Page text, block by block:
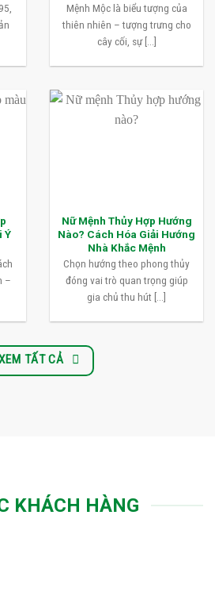
Mệnh Mộc là biểu tượng của
thiên nhiên – tượng trưng cho
cây cối, sự [...]
Ý
–
Nữ Mệnh Thủy Hợp Hướng
Nào? Cách Hóa Giải Hướng
Nhà Khắc Mệnh
Chọn hướng theo phong thủy
đóng vai trò quan trọng giúp
gia chủ thu hút [...]
TẤT CẢ
KHÁCH HÀNG